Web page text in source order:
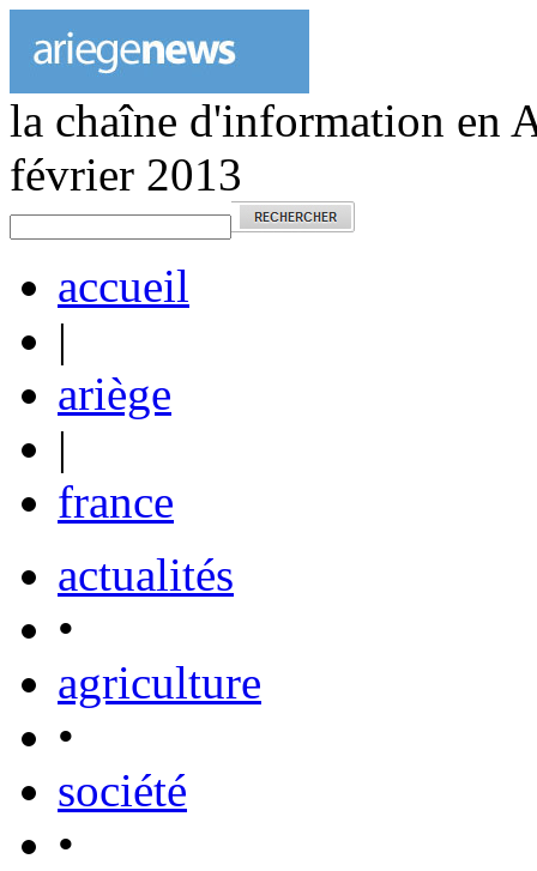
la chaîne d'information en
février 2013
accueil
|
ariège
|
france
actualités
•
agriculture
•
société
•